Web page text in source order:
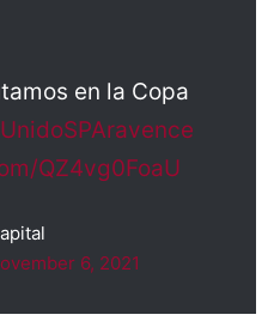
en la Copa
QZ4vg0FoaU
6, 2021